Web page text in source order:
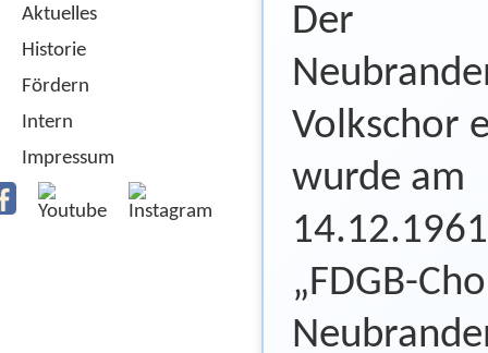
Aktuelles
Historie
Fördern
Intern
Impressum
Der
Volkschor
wurde am
„FDGB-